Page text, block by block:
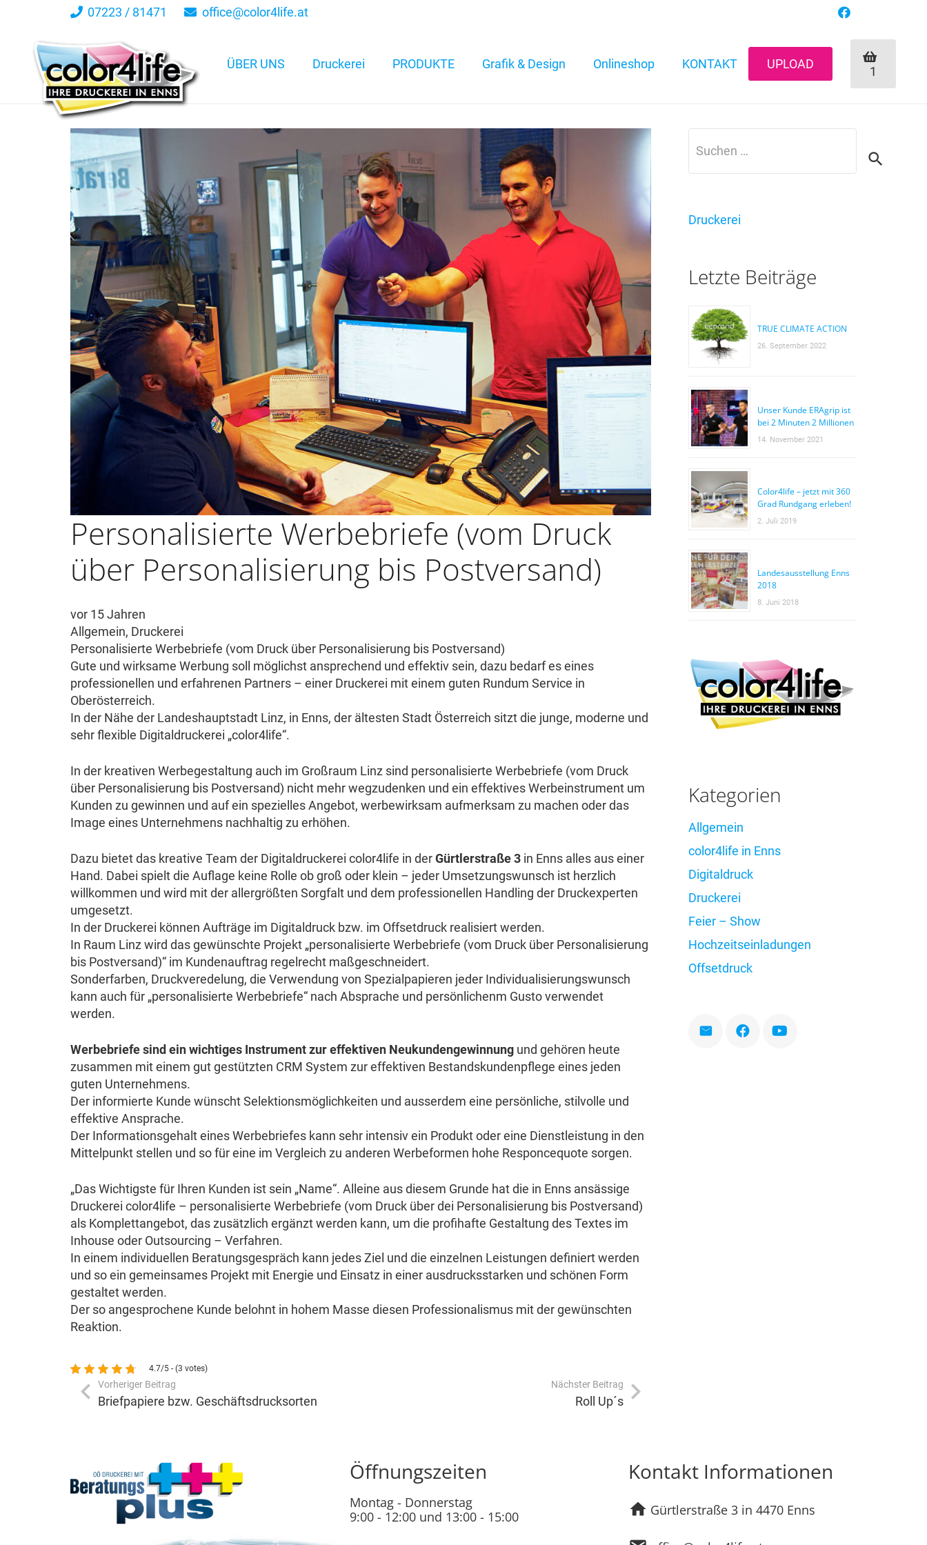
07223 / 81471 office@color4life.at
ÜBER UNS Druckerei PRODUKTE Grafik & Design Onlineshop KONTAKT UPLOAD 1
Personalisierte Werbebriefe (vom Druck
über Personalisierung bis Postversand)
vor 15 Jahren
Allgemein, Druckerei
Personalisierte Werbebriefe (vom Druck über Personalisierung bis Postversand)
Gute und wirksame Werbung soll möglichst ansprechend und effektiv sein, dazu bedarf es eines
professionellen und erfahrenen Partners – einer Druckerei mit einem guten Rundum Service in
Oberösterreich.
In der Nähe der Landeshauptstadt Linz, in Enns, der ältesten Stadt Österreich sitzt die junge, moderne und
sehr flexible Digitaldruckerei „color4life“.
In der kreativen Werbegestaltung auch im Großraum Linz sind personalisierte Werbebriefe (vom Druck
über Personalisierung bis Postversand) nicht mehr wegzudenken und ein effektives Werbeinstrument um
Kunden zu gewinnen und auf ein spezielles Angebot, werbewirksam aufmerksam zu machen oder das
Image eines Unternehmens nachhaltig zu erhöhen.
Dazu bietet das kreative Team der Digitaldruckerei color4life in derGürtlerstraße 3 in Enns alles aus einer
Hand. Dabei spielt die Auflage keine Rolle ob groß oder klein – jeder Umsetzungswunsch ist herzlich
willkommen und wird mit der allergrößten Sorgfalt und dem professionellen Handling der Druckexperten
umgesetzt.
In der Druckerei können Aufträge im Digitaldruck bzw. im Offsetdruck realisiert werden.
In Raum Linz wird das gewünschte Projekt „personalisierte Werbebriefe (vom Druck über Personalisierung
bis Postversand)“ im Kundenauftrag regelrecht maßgeschneidert.
Sonderfarben, Druckveredelung, die Verwendung von Spezialpapieren jeder Individualisierungswunsch
kann auch für „personalisierte Werbebriefe“ nach Absprache und persönlichenm Gusto verwendet
werden.
Werbebriefe sind ein wichtiges Instrument zur effektiven Neukundengewinnung und gehören heute
zusammen mit einem gut gestützten CRM System zur effektiven Bestandskundenpflege eines jeden
guten Unternehmens.
Der informierte Kunde wünscht Selektionsmöglichkeiten und ausserdem eine persönliche, stilvolle und
effektive Ansprache.
Der Informationsgehalt eines Werbebriefes kann sehr intensiv ein Produkt oder eine Dienstleistung in den
Mittelpunkt stellen und so für eine im Vergleich zu anderen Werbeformen hohe Responcequote sorgen.
„Das Wichtigste für Ihren Kunden ist sein „Name“. Alleine aus diesem Grunde hat die in Enns ansässige
Druckerei color4life – personalisierte Werbebriefe (vom Druck über dei Personalisierung bis Postversand)
als Komplettangebot, das zusätzlich ergänzt werden kann, um die profihafte Gestaltung des Textes im
Inhouse oder Outsourcing – Verfahren.
In einem individuellen Beratungsgespräch kann jedes Ziel und die einzelnen Leistungen definiert werden
und so ein gemeinsames Projekt mit Energie und Einsatz in einer ausdrucksstarken und schönen Form
gestaltet werden.
Der so angesprochene Kunde belohnt in hohem Masse diesen Professionalismus mit der gewünschten
Reaktion.
4.7/5 - (3 votes)
Vorheriger Beitrag
Briefpapiere bzw. Geschäftsdrucksorten
Nächster Beitrag
Roll Up´s
nach:
Druckerei
Letzte Beiträge
TRUE CLIMATE ACTION
26. September 2022
Unser Kunde ERAgrip ist
bei 2 Minuten 2 Millionen
14. November 2021
Color4life – jetzt mit 360
Grad Rundgang erleben!
2. Juli 2019
Landesausstellung Enns
2018
8. Juni 2018
Kategorien
Allgemein
color4life in Enns
Digitaldruck
Druckerei
Feier – Show
Hochzeitseinladungen
Offsetdruck
Öffnungszeiten
Montag - Donnerstag
9:00 - 12:00 und 13:00 - 15:00
Kontakt Informationen
home Gürtlerstraße 3 in 4470 Enns